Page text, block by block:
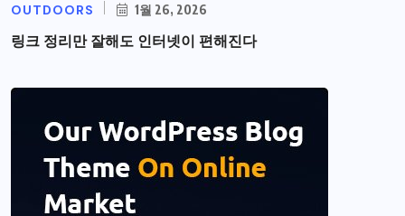
OUTDOORS 1월 26, 2026
링크 정리만 잘해도 인터넷이 편해진다